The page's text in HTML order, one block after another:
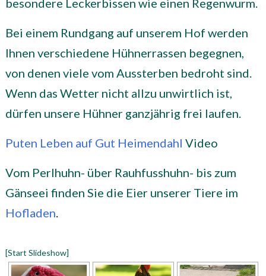
besondere Leckerbissen wie einen Regenwurm.
Bei einem Rundgang auf unserem Hof werden
Ihnen verschiedene Hühnerrassen begegnen,
von denen viele vom Aussterben bedroht sind.
Wenn das Wetter nicht allzu unwirtlich ist,
dürfen unsere Hühner ganzjährig frei laufen.
Puten Leben auf Gut Heimendahl Video
Vom Perlhuhn- über Rauhfusshuhn- bis zum
Gänseei finden Sie die Eier unserer Tiere im
Hofladen.
[Start Slideshow]